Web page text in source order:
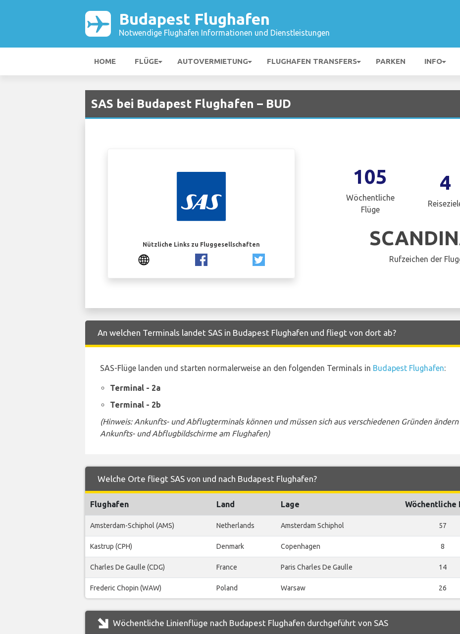
Budapest Flughafen
Notwendige Flughafen Informationen und Dienstleistungen
HOME FLÜGE AUTOVERMIETUNG FLUGHAFEN TRANSFERS PARKEN INFO
SAS bei Budapest Flughafen – BUD
Nützliche Links zu Fluggesellschaften
105
Wöchentliche
Flüge
4
Rufzeichen der
An welchen Terminals landet SAS in Budapest Flughafen und fliegt von dort ab?
SAS-Flüge landen und starten normalerweise an den folgenden Terminals in Budapest Flughafen:
Terminal - 2a
Terminal - 2b
(Hinweis: Ankunfts- und Abflugterminals können und müssen sich aus verschiedenen Gründen
Ankunfts- und Abflugbildschirme am Flughafen)
Welche Orte fliegt SAS von und nach Budapest Flughafen?
Flughafen Land Lage Wöchentliche
Amsterdam-Schiphol (AMS) Netherlands Amsterdam Schiphol 57
Kastrup (CPH) Denmark Copenhagen 8
Charles De Gaulle (CDG) France Paris Charles De Gaulle 14
Frederic Chopin (WAW) Poland Warsaw 26
Wöchentliche Linienflüge nach Budapest Flughafen durchgeführt von SAS